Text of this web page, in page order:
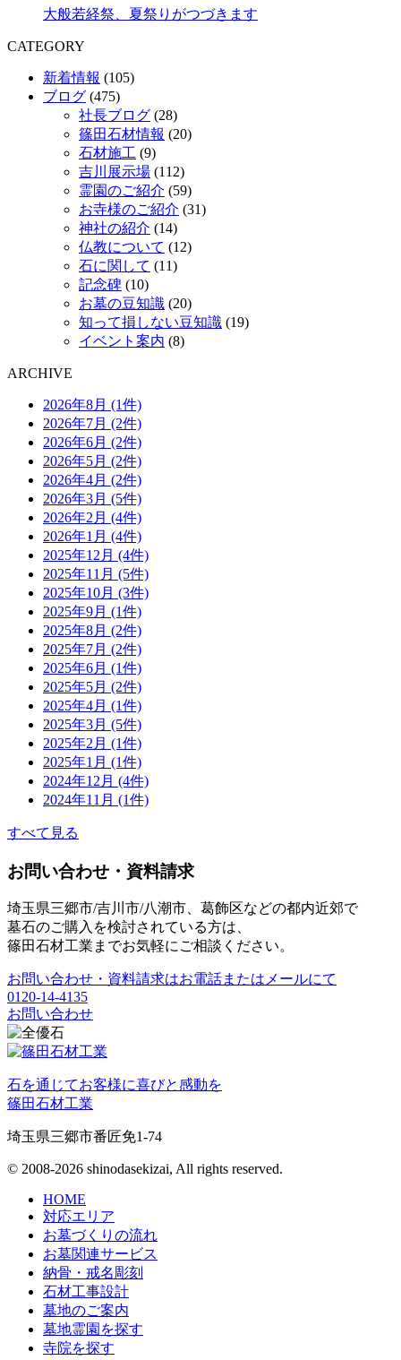
大般若経祭、夏祭りがつづきます
CATEGORY
新着情報 (105)
ブログ (475)
社長ブログ (28)
篠田石材情報 (20)
石材施工 (9)
吉川展示場 (112)
霊園のご紹介 (59)
お寺様のご紹介 (31)
神社の紹介 (14)
仏教について (12)
石に関して (11)
記念碑 (10)
お墓の豆知識 (20)
知って損しない豆知識 (19)
イベント案内 (8)
ARCHIVE
2026年8月 (1件)
2026年7月 (2件)
2026年6月 (2件)
2026年5月 (2件)
2026年4月 (2件)
2026年3月 (5件)
2026年2月 (4件)
2026年1月 (4件)
2025年12月 (4件)
2025年11月 (5件)
2025年10月 (3件)
2025年9月 (1件)
2025年8月 (2件)
2025年7月 (2件)
2025年6月 (1件)
2025年5月 (2件)
2025年4月 (1件)
2025年3月 (5件)
2025年2月 (1件)
2025年1月 (1件)
2024年12月 (4件)
2024年11月 (1件)
すべて見る
お問い合わせ・資料請求
埼玉県三郷市/吉川市/八潮市、葛飾区などの都内近郊で
墓石のご購入を検討されている方は、
篠田石材工業までお気軽にご相談ください。
お問い合わせ・資料請求はお電話またはメールにて
0120-14-4135
お問い合わせ
石を通じてお客様に喜びと感動を
篠田石材工業
埼玉県三郷市番匠免1-74
© 2008-2026 shinodasekizai, All rights reserved.
HOME
対応エリア
お墓づくりの流れ
お墓関連サービス
納骨・戒名彫刻
石材工事設計
墓地のご案内
墓地霊園を探す
寺院を探す